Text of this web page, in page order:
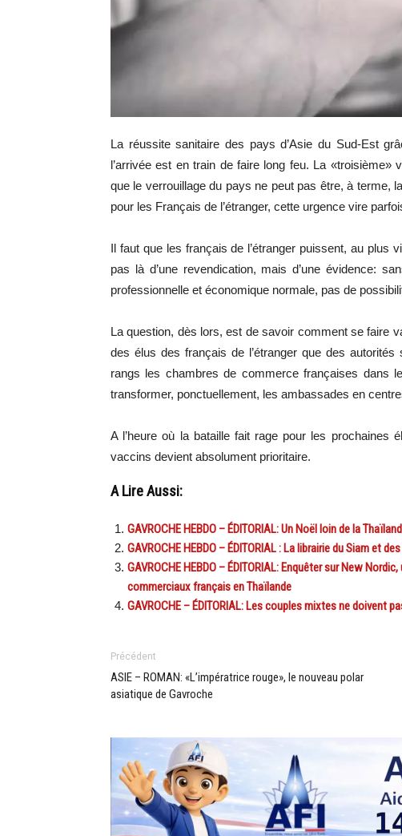
La réussite sanitaire des pays d’Asie du Sud-Est
l’arrivée est en train de faire long feu. La
que le verrouillage du pays ne peut pas être, à terme,
pour les Français de l’étranger, cette urgence vire
Il faut que les français de l’étranger puissent, au plus
pas là d’une revendication, mais d’une évidence:
professionnelle et économique normale, pas de
La question, dès lors, est de savoir comment se faire
des élus des français de l’étranger que des
rangs les chambres de commerce françaises dans
transformer, ponctuellement, les ambassades en
A l’heure où la bataille fait rage pour les prochaines
vaccins devient absolument prioritaire.
A Lire Aussi:
GAVROCHE HEBDO – ÉDITORIAL: Un Noël loin de la
GAVROCHE HEBDO – ÉDITORIAL : La librairie du Siam et
GAVROCHE HEBDO – ÉDITORIAL: Enquêter sur New
commerciaux français en Thaïlande
GAVROCHE – ÉDITORIAL: Les couples mixtes ne doivent
Précédent
ASIE – ROMAN: «L’impératrice rouge», le nouveau polar
asiatique de Gavroche